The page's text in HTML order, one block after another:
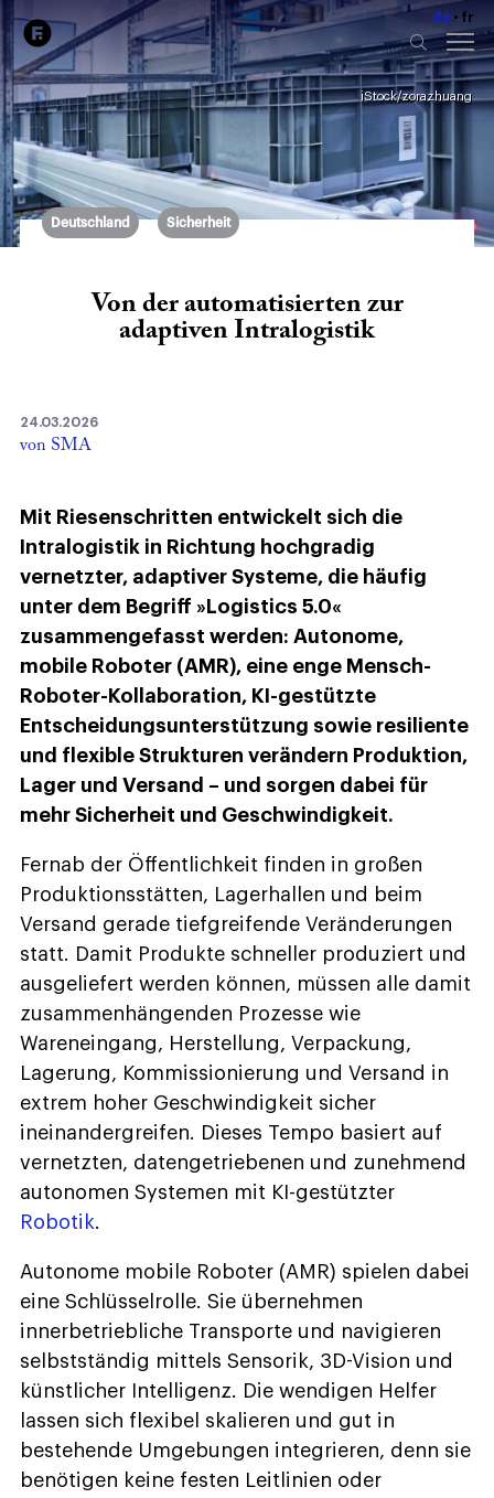
de fr
iStock/zorazhuang
Deutschland Sicherheit
Von der automatisierten zur
adaptiven Intralogistik
24.03.2026
von SMA
Mit Riesenschritten entwickelt sich die
Intralogistik in Richtung hochgradig
vernetzter, adaptiver Systeme, die häufig
unter dem Begriff »Logistics 5.0«
zusammengefasst werden: Autonome,
mobile Roboter (AMR), eine enge Mensch-
Roboter-Kollaboration, KI-gestützte
Entscheidungsunterstützung sowie resiliente
und flexible Strukturen verändern Produktion,
Lager und Versand – und sorgen dabei für
mehr Sicherheit und Geschwindigkeit.
Fernab der Öffentlichkeit finden in großen
Produktionsstätten, Lagerhallen und beim
Versand gerade tiefgreifende Veränderungen
statt. Damit Produkte schneller produziert und
ausgeliefert werden können, müssen alle damit
zusammenhängenden Prozesse wie
Wareneingang, Herstellung, Verpackung,
Lagerung, Kommissionierung und Versand in
extrem hoher Geschwindigkeit sicher
ineinandergreifen. Dieses Tempo basiert auf
vernetzten, datengetriebenen und zunehmend
autonomen Systemen mit KI-gestützter
Robotik.
Autonome mobile Roboter (AMR) spielen dabei
eine Schlüsselrolle. Sie übernehmen
innerbetriebliche Transporte und navigieren
selbstständig mittels Sensorik, 3D-Vision und
künstlicher Intelligenz. Die wendigen Helfer
lassen sich flexibel skalieren und gut in
bestehende Umgebungen integrieren, denn sie
benötigen keine festen Leitlinien oder